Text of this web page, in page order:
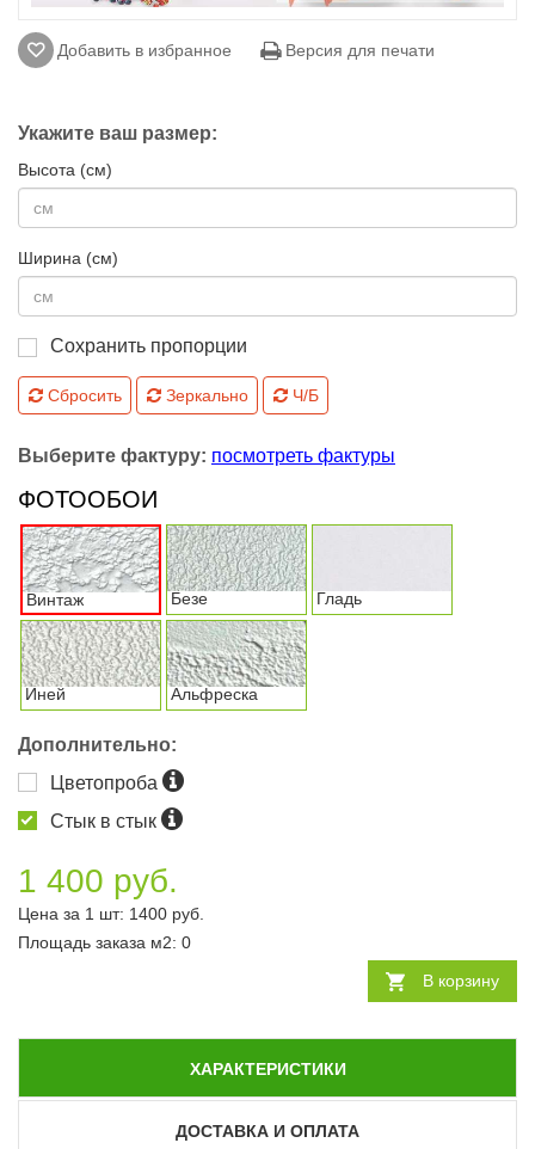
Добавить в избранное Версия для печати
Укажите ваш размер:
Высота (см)
Ширина (см)
Сохранить пропорции
Сбросить Зеркально Ч/Б
Выберите фактуру: посмотреть фактуры
ФОТООБОИ
Винтаж Безе Гладь
Иней Альфреска
Дополнительно:
Цветопроба
Стык в стык
1 400 руб.
Цена за 1 шт: 1400 руб.
Площадь заказа м2: 0
В корзину
ХАРАКТЕРИСТИКИ
ДОСТАВКА И ОПЛАТА